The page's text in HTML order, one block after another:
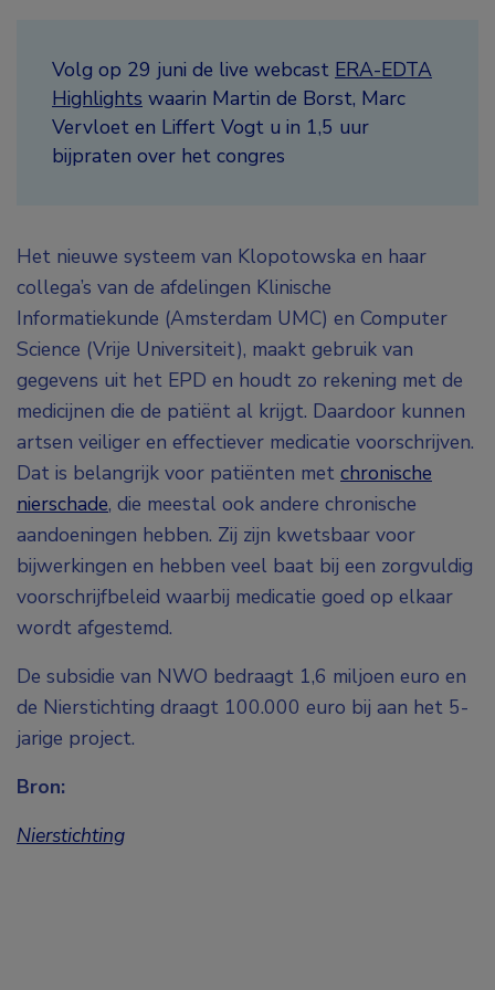
Volg op 29 juni de live webcast ERA-EDTA
Highlights waarin Martin de Borst, Marc
Vervloet en Liffert Vogt u in 1,5 uur
bijpraten over het congres
Het nieuwe systeem van Klopotowska en haar
collega’s van de afdelingen Klinische
Informatiekunde (Amsterdam UMC) en Computer
Science (Vrije Universiteit), maakt gebruik van
gegevens uit het EPD en houdt zo rekening met de
medicijnen die de patiënt al krijgt. Daardoor kunnen
artsen veiliger en effectiever medicatie voorschrijven.
Dat is belangrijk voor patiënten met chronische
nierschade, die meestal ook andere chronische
aandoeningen hebben. Zij zijn kwetsbaar voor
bijwerkingen en hebben veel baat bij een zorgvuldig
voorschrijfbeleid waarbij medicatie goed op elkaar
wordt afgestemd.
De subsidie van NWO bedraagt 1,6 miljoen euro en
de Nierstichting draagt 100.000 euro bij aan het 5-
jarige project.
Bron:
Nierstichting